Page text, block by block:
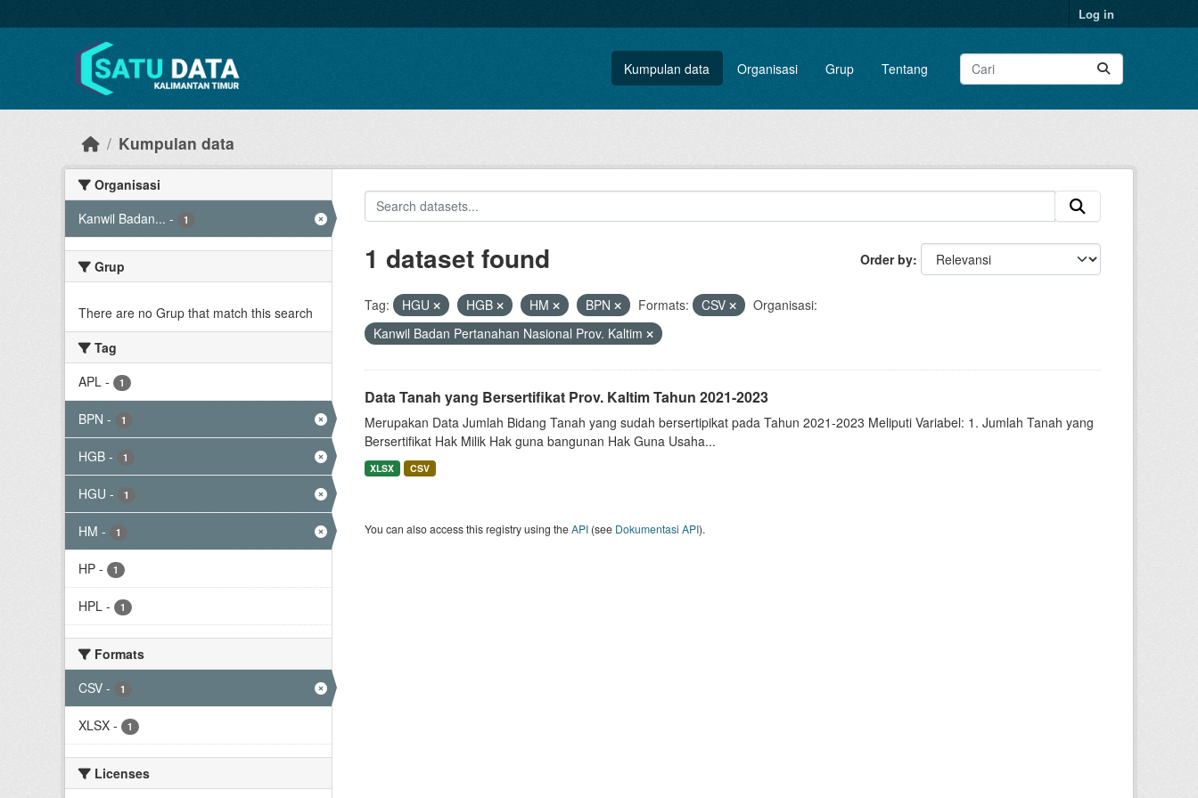
Log in
Kumpulan data Organisasi Grup Tentang
Kumpulan data
Organisasi
Kanwil Badan... - 1
Grup
There are no Grup that match this search
Tag
APL - 1
BPN - 1
HGB - 1
HGU - 1
HM - 1
HP - 1
HPL - 1
Formats
CSV - 1
XLSX - 1
Licenses
Order by
1 dataset found
Tag: HGU HGB HM BPN Formats: CSV
Organisasi:
Kanwil Badan Pertanahan Nasional Prov. Kaltim
Data Tanah yang Bersertifikat Prov. Kaltim Tahun 2021-2023
Merupakan Data Jumlah Bidang Tanah yang sudah bersertipikat pada Tahun 2021-2023 Meliputi Variabel: 1. Jumlah Tanah yang
Bersertifikat Hak Milik Hak guna bangunan Hak Guna Usaha...
XLSX CSV
You can also access this registry using theAPI(see Dokumentasi API).